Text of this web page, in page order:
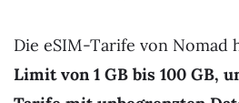
Die eSIM-Tarife von Nomad
Limit von 1 GB bis 100 GB,